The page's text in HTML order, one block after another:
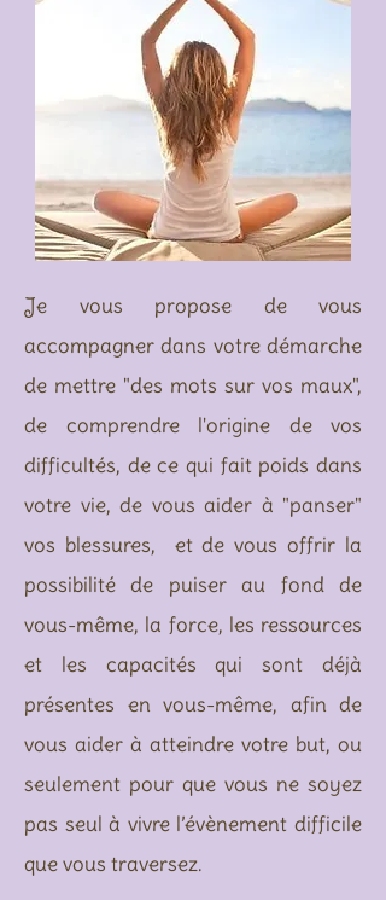
Je vous propose de vous
accompagner dans votre démarche
de mettre "des mots sur vos maux",
de comprendre l'origine de vos
difficultés, de ce qui fait poids dans
votre vie, de vous aider à "panser"
vos blessures, et de vous offrir la
possibilité de puiser au fond de
vous-même, la force, les ressources
et les capacités qui sont déjà
présentes en vous-même, afin de
vous aider à atteindre votre but, ou
seulement pour que vous ne soyez
pas seul à vivre l’évènement difficile
que vous traversez.